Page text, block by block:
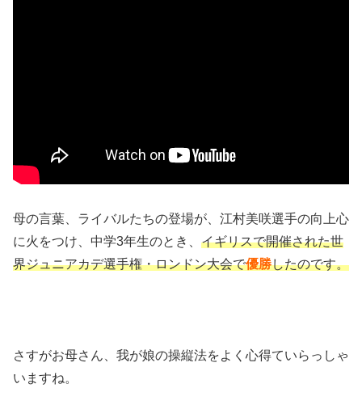
母の言葉、ライバルたちの登場が、江村美咲選手の向上心
に火をつけ、中学3年生のとき、 イギリスで開催された世
界ジュニアカデ選手権・ロンドン大会で優勝したのです。
さすがお母さん、我が娘の操縦法をよく心得ていらっしゃ
いますね。